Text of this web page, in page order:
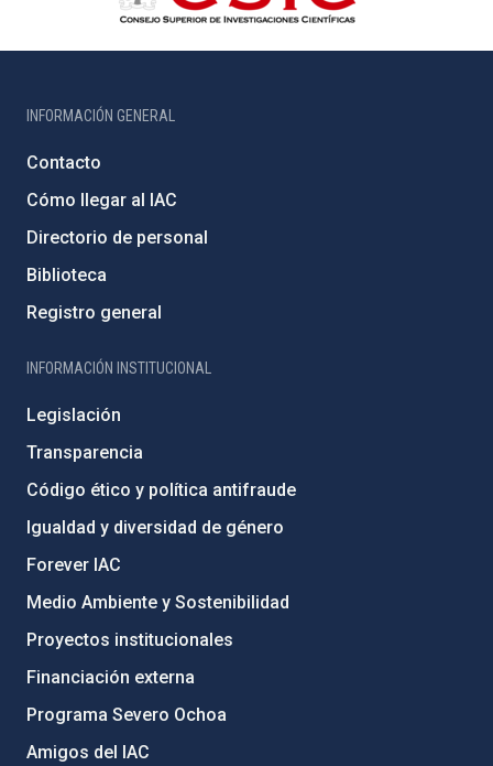
INFORMACIÓN GENERAL
Contacto
Cómo llegar al IAC
Directorio de personal
Biblioteca
Registro general
INFORMACIÓN INSTITUCIONAL
Legislación
Transparencia
Código ético y política antifraude
Igualdad y diversidad de género
Forever IAC
Medio Ambiente y Sostenibilidad
Proyectos institucionales
Financiación externa
Programa Severo Ochoa
Amigos del IAC